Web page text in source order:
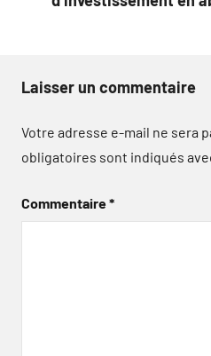
Laisser un commentaire
Votre adresse e-mail ne sera
obligatoires sont indiqués
Commentaire*